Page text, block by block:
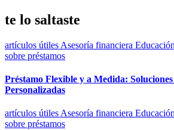
te lo saltaste
artículos útiles Asesoría financiera
sobre préstamos
Préstamo Flexible y a Medida:
Personalizadas
artículos útiles Asesoría financiera
sobre préstamos